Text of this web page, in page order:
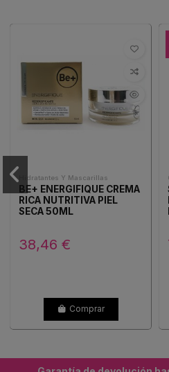
Hidratantes Y Mascarillas
BE+ ENERGIFIQUE CREMA
RICA NUTRITIVA PIEL
SECA 50ML
38,46 €
Comprar